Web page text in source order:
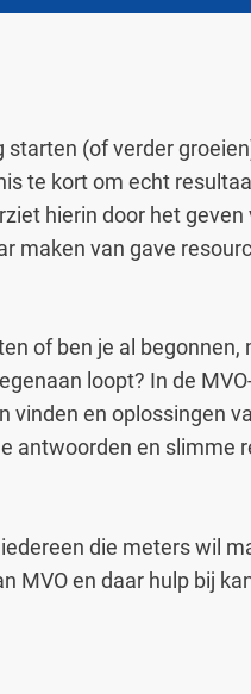
starten (of verder
te kort om echt
hierin door het geven
maken van gave
of ben je al begonnen,
loopt? In de
vinden en oplossingen
antwoorden en slimme
die meters wil
MVO en daar hulp bij